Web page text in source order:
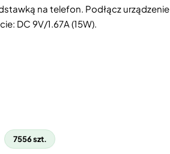
na telefon. Podłącz urządzenie
DC 9V/1.67A (15W).
7556 szt.